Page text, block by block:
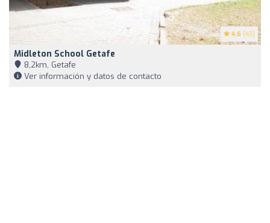
4.6 (43)
Midleton School Getafe
8,2km, Getafe
Ver información y datos de contacto